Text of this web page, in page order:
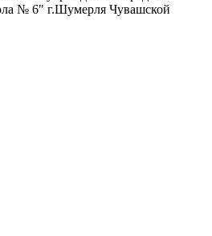
№ 6" г.Шумерля Чувашской